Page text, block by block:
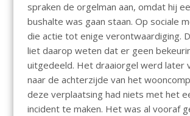
spraken de orgelman aan, omdat hij
bushalte was gaan staan. Op sociale
die actie tot enige verontwaardiging.
liet daarop weten dat er geen
uitgedeeld. Het draaiorgel werd later
naar de achterzijde van het
deze verplaatsing had niets met het
incident te maken. Het was al vooraf